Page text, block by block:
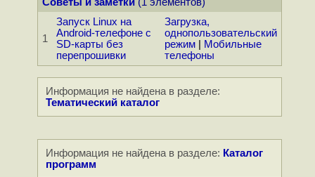
1
Запуск Linux на
Android-телефоне с
SD-карты без
перепрошивки
Загрузка,
однопользовательский
режим|
Мобильные
телефоны
Информация не найдена в разделе:
Тематический каталог
Информация не найдена в разделе: Каталог
программ